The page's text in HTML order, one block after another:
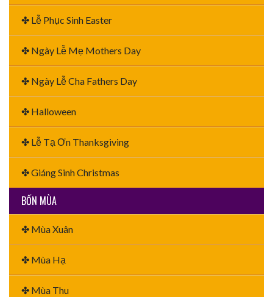
✤ Lễ Phục Sinh Easter
✤ Ngày Lễ Mẹ Mothers Day
✤ Ngày Lễ Cha Fathers Day
✤ Halloween
✤ Lễ Tạ Ơn Thanksgiving
✤ Giáng Sinh Christmas
BỐN MÙA
✤ Mùa Xuân
✤ Mùa Hạ
✤ Mùa Thu